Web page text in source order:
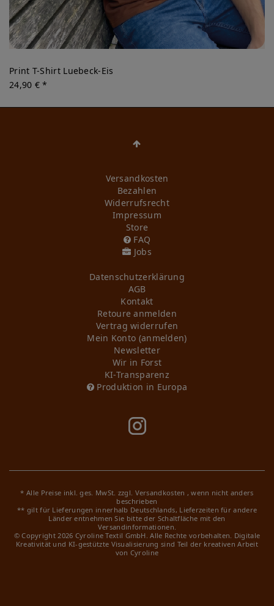
Print T-Shirt Luebeck-Eis
24,90 € *
Versandkosten
Bezahlen
Widerrufs­recht
Impressum
Store
FAQ
Jobs
Daten­schutz­erklärung
AGB
Kontakt
Retoure anmelden
Vertrag widerrufen
Mein Konto (anmelden)
Newsletter
Wir in Forst
KI-Transparenz
Produktion in Europa
* Alle Preise inkl. ges. MwSt. zzgl. Versandkosten , wenn nicht anders
beschrieben
** gilt für Lieferungen innerhalb Deutschlands, Lieferzeiten für andere
Länder entnehmen Sie bitte der Schaltfläche mit den
Versandinformationen.
© Copyright 2026 Cyroline Textil GmbH. Alle Rechte vorbehalten. Digitale
Kreativität und KI-gestützte Visualisierung sind Teil der kreativen Arbeit
von Cyroline